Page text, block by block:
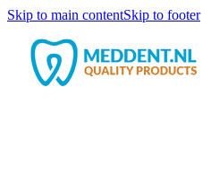
Skip to main contentSkip to footer